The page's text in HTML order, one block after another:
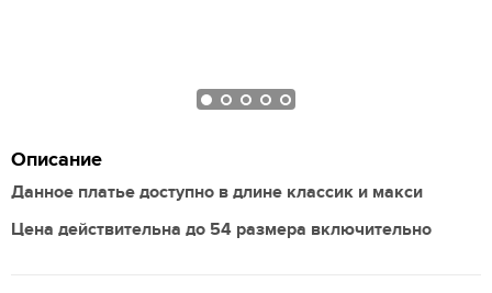
Описание
Данное платье доступно в длине классик и макси
Цена действительна до 54 размера включительно